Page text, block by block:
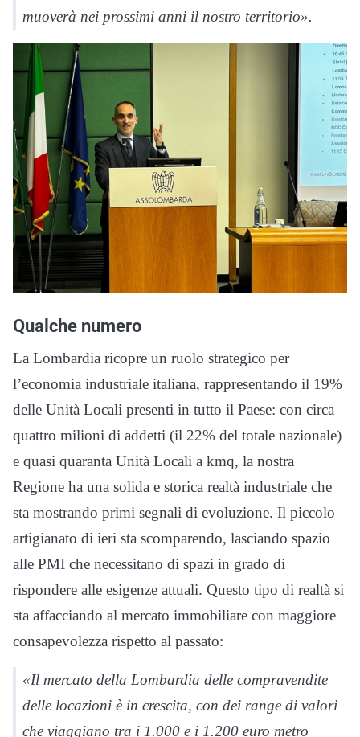
muoverà nei prossimi anni il nostro territorio».
Qualche numero
La Lombardia ricopre un ruolo strategico per
l’economia industriale italiana, rappresentando il 19%
delle Unità Locali presenti in tutto il Paese: con circa
quattro milioni di addetti (il 22% del totale nazionale)
e quasi quaranta Unità Locali a kmq, la nostra
Regione ha una solida e storica realtà industriale che
sta mostrando primi segnali di evoluzione. Il piccolo
artigianato di ieri sta scomparendo, lasciando spazio
alle PMI che necessitano di spazi in grado di
rispondere alle esigenze attuali. Questo tipo di realtà si
sta affacciando al mercato immobiliare con maggiore
consapevolezza rispetto al passato:
«Il mercato della Lombardia delle compravendite
delle locazioni è in crescita, con dei range di valori
che viaggiano tra i 1.000 e i 1.200 euro metro